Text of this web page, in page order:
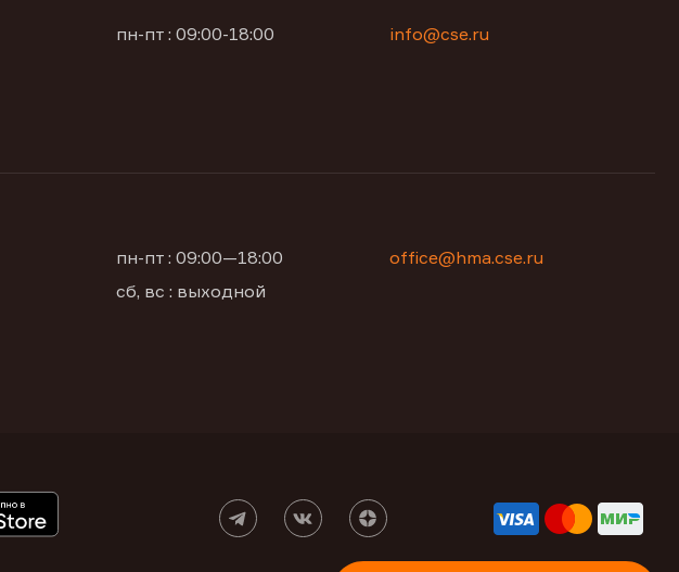
пн-пт : 09:00-18:00 info@cse.ru
пн-пт : 09:00—18:00
сб, вс : выходной
office@hma.cse.ru